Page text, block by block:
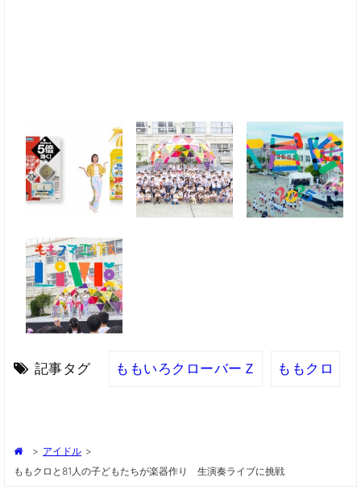
記事タグ ももいろクローバーＺ ももクロ
> アイドル >
ももクロと81人の⼦どもたちが楽器作り ⽣演奏ライブに挑戦